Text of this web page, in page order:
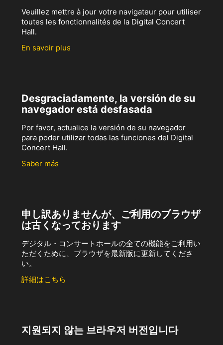
Veuillez mettre à jour votre navigateur pour utiliser
toutes les fonctionnalités de la Digital Concert
Hall.
En savoir plus
Desgraciadamente, la versión de su
navegador está desfasada
Por favor, actualice la versión de su navegador
para poder utilizar todas las funciones del Digital
Concert Hall.
Saber más
申し訳ありませんが、ご利用のブラウザ
は古くなっております
デジタル・コンサートホールの全ての機能をご利用い
ただくために、ブラウザを最新版に更新してくださ
い。
詳細はこちら
지원되지 않는 브라우저 버전입니다